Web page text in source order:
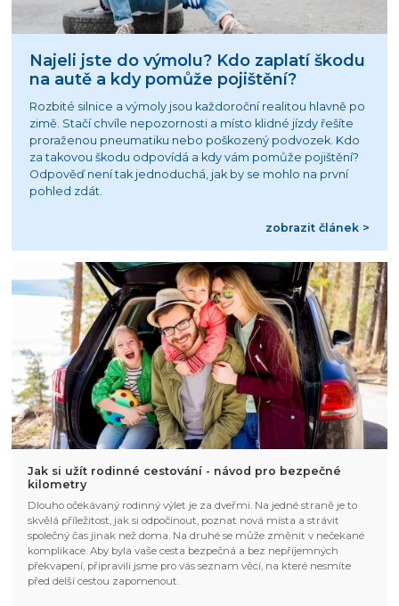
Najeli jste do výmolu? Kdo zaplatí škodu
na autě a kdy pomůže pojištění?
Rozbité silnice a výmoly jsou každoroční realitou hlavně po
zimě. Stačí chvíle nepozornosti a místo klidné jízdy řešíte
proraženou pneumatiku nebo poškozený podvozek. Kdo
za takovou škodu odpovídá a kdy vám pomůže pojištění?
Odpověď není tak jednoduchá, jak by se mohlo na první
pohled zdát.
zobrazit článek >
Jak si užít rodinné cestování - návod pro bezpečné
kilometry
Dlouho očekávaný rodinný výlet je za dveřmi. Na jedné straně je to
skvělá příležitost, jak si odpočinout, poznat nová místa a strávit
společný čas jinak než doma. Na druhé se může změnit v nečekané
komplikace. Aby byla vaše cesta bezpečná a bez nepříjemných
překvapení, připravili jsme pro vás seznam věcí, na které nesmíte
před delší cestou zapomenout.